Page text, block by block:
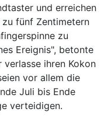
und erreichen
fünf Zentimetern
zu
Ereignis", betonte
ihren Kokon
vor allem die
Juli bis Ende
verteidigen.